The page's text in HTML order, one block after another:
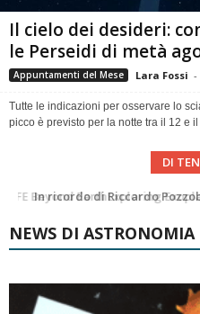
Il cielo dei desideri:
le Perseidi di metà
Appuntamenti del Mese Lara Fossi -
Tutte le indicazioni per osservare lo
picco è previsto per la notte tra il 12 e
DI
In ricordo di Riccardo
NEWS DI ASTRONOMIA